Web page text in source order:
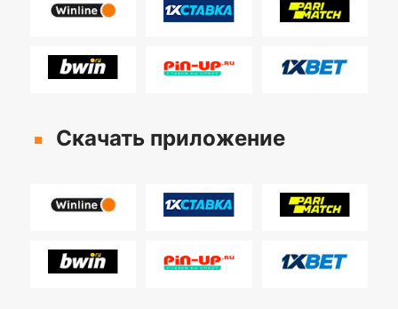
Скачать приложение